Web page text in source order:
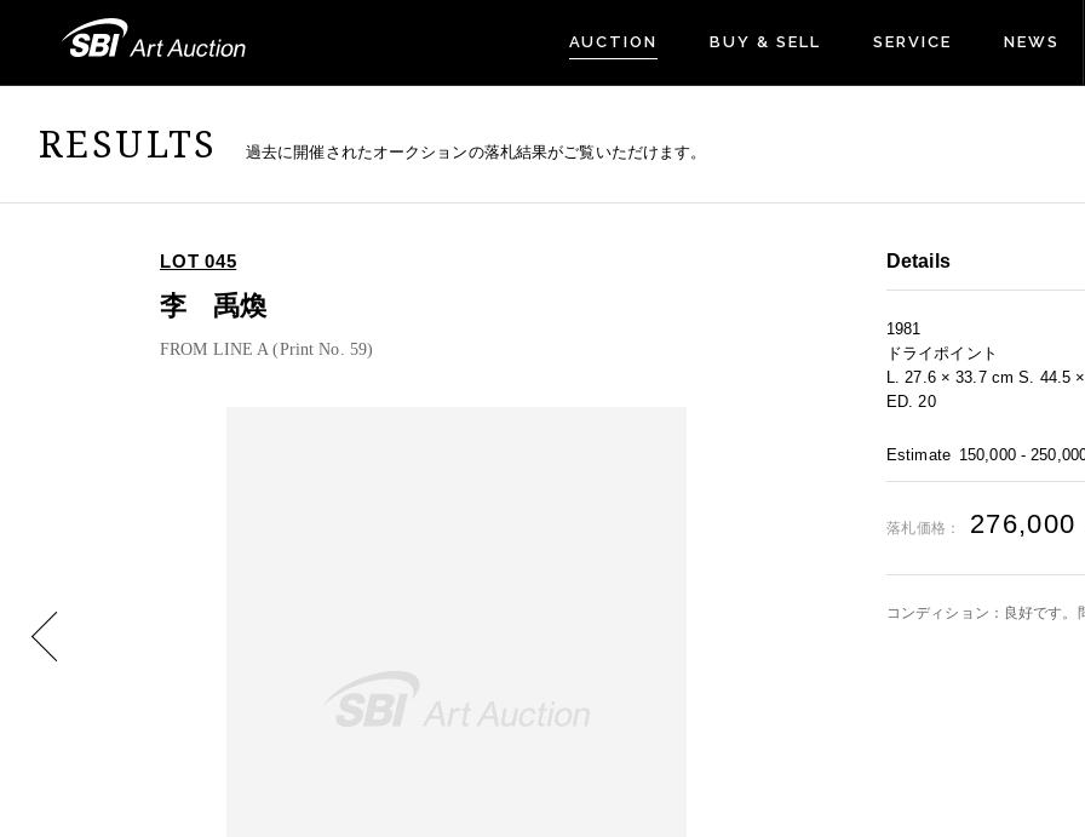
AUCTION BUY & SELL SERVICE NEWS
RESULTS 過去に開催されたオークションの落札結果がご覧いただけます。
LOT 045
李 禹煥
FROM LINE A (Print No. 59)
Details
1981
ドライポイント
L. 27.6 × 33.7 cm S. 44.5
ED. 20
Estimate 150,000 -
落札価格： 276,000
コンディション：良好です。